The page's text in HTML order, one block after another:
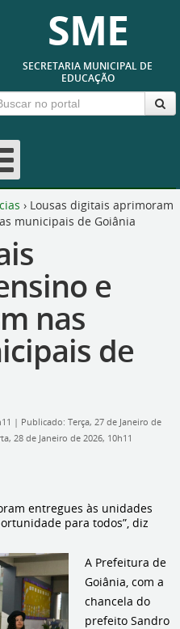
SME
SECRETARIA MUNICIPAL DE
EDUCAÇÃO
› Lousas digitais aprimoram
municipais de Goiânia
e
nas
de
| Publicado: Terça, 27 de Janeiro de
28 de Janeiro de 2026, 10h11
entregues às unidades
para todos”, diz
A Prefeitura de
Goiânia, com a
chancela do
prefeito Sandro